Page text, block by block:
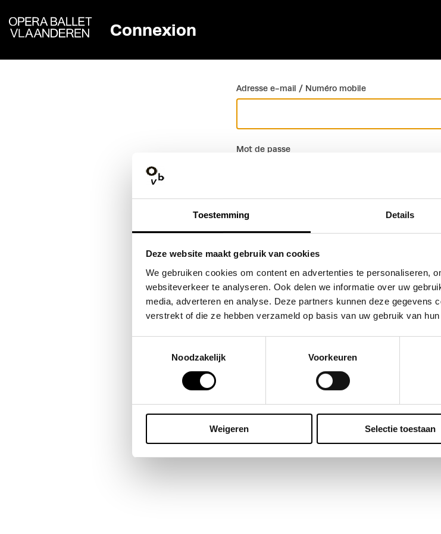
Toestemming Details
Deze website maakt gebruik van cookies
We gebruiken cookies om content en advertenties te personaliseren,
websiteverkeer te analyseren. Ook delen we informatie over uw
media, adverteren en analyse. Deze partners kunnen deze gegevens
verstrekt of die ze hebben verzameld op basis van uw gebruik van
Noodzakelijk
Voorkeuren
Weigeren Selectie toestaan
Retour
Connexion
Adresse e-mail / Numéro mobile
Mot de passe
Beste klant, we vragen zo meteen naar je
omdat ons dat belangrijke inzichten geeft over de
publieksbestand maar er zit ook voor jou een
blijft een verrassing voor je verjaardag. Vergeet